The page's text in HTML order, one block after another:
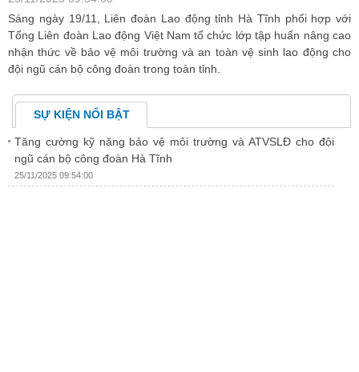
Sáng ngày 19/11, Liên đoàn Lao động tỉnh Hà Tĩnh phối hợp với
Tổng Liên đoàn Lao động Việt Nam tổ chức lớp tập huấn nâng cao
nhận thức về bảo vệ môi trường và an toàn vệ sinh lao động cho
đội ngũ cán bộ công đoàn trong toàn tỉnh.
SỰ KIỆN NỔI BẬT
Tăng cường kỹ năng bảo vệ môi trường và ATVSLĐ cho đội
ngũ cán bộ công đoàn Hà Tĩnh
25/11/2025 09:54:00